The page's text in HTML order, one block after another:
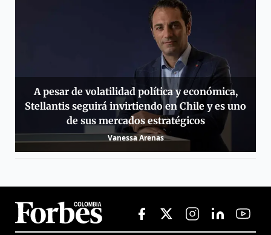
A pesar de volatilidad política y económica,
Stellantis seguirá invirtiendo en Chile y es uno
de sus mercados estratégicos
Vanessa Arenas